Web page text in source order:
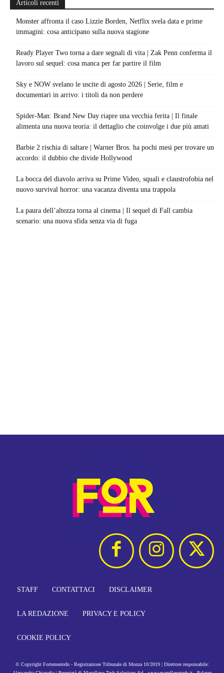
Articoli recenti
Monster affronta il caso Lizzie Borden, Netflix svela data e prime
immagini: cosa anticipano sulla nuova stagione
Ready Player Two torna a dare segnali di vita | Zak Penn conferma il
lavoro sul sequel: cosa manca per far partire il film
Sky e NOW svelano le uscite di agosto 2026 | Serie, film e
documentari in arrivo: i titoli da non perdere
Spider-Man: Brand New Day riapre una vecchia ferita | Il finale
alimenta una nuova teoria: il dettaglio che coinvolge i due più amati
Barbie 2 rischia di saltare | Warner Bros. ha pochi mesi per trovare un
accordo: il dubbio che divide Hollywood
La bocca del diavolo arriva su Prime Video, squali e claustrofobia nel
nuovo survival horror: una vacanza diventa una trappola
La paura dell’altezza torna al cinema | Il sequel di Fall cambia
scenario: una nuova sfida senza via di fuga
STAFF CONTATTACI DISCLAIMER
LA REDAZIONE PRIVACY E POLICY
COOKIE POLICY
© Copyright FortementeIn - Registrazione Tribunale di Monza 10/2019 | Direttore responsabile: